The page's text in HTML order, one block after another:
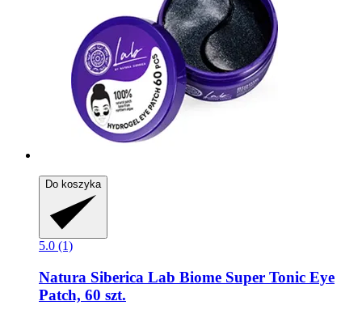
Do koszyka
5.0 (1)
Natura Siberica Lab Biome Super Tonic Eye
Patch, 60 szt.